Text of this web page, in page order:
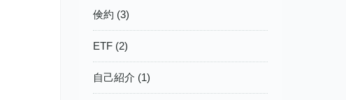
倹約 (3)
ETF (2)
自己紹介 (1)